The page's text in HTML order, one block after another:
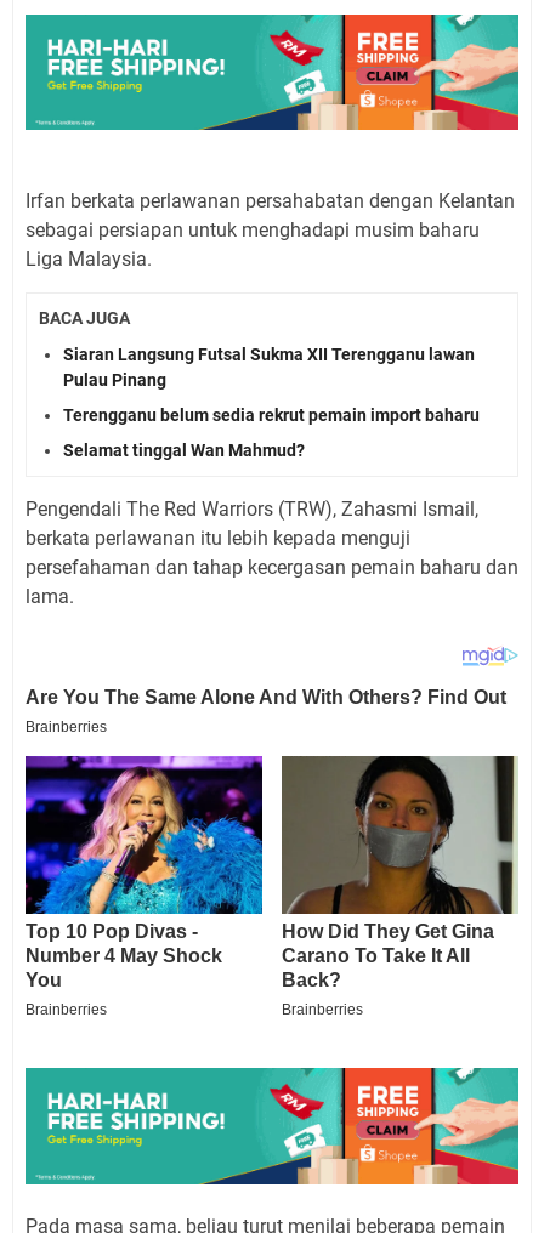
Irfan berkata perlawanan persahabatan dengan Kelantan
sebagai persiapan untuk menghadapi musim baharu
Liga Malaysia.
BACA JUGA
Siaran Langsung Futsal Sukma XII Terengganu lawan
Pulau Pinang
Terengganu belum sedia rekrut pemain import baharu
Selamat tinggal Wan Mahmud?
Pengendali The Red Warriors (TRW), Zahasmi Ismail,
berkata perlawanan itu lebih kepada menguji
persefahaman dan tahap kecergasan pemain baharu dan
lama.
Pada masa sama, beliau turut menilai beberapa pemain